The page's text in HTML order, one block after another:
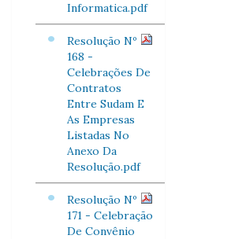
Informatica.pdf
Resolução Nº
168 -
Celebrações De
Contratos
Entre Sudam E
As Empresas
Listadas No
Anexo Da
Resolução.pdf
Resolução Nº
171 - Celebração
De Convênio